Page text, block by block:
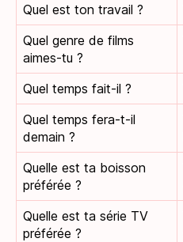
Quel est ton travail ?
Quel genre de films
aimes-tu ?
Quel temps fait-il ?
Quel temps fera-t-il
demain ?
Quelle est ta boisson
préférée ?
Quelle est ta série TV
préférée ?